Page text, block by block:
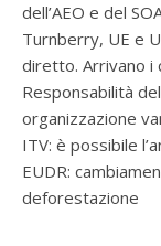
dell’AEO e del
Turnberry, UE e
diretto. Arrivano i
Responsabilità
organizzazione
ITV: è possibile
EUDR:
deforestazione